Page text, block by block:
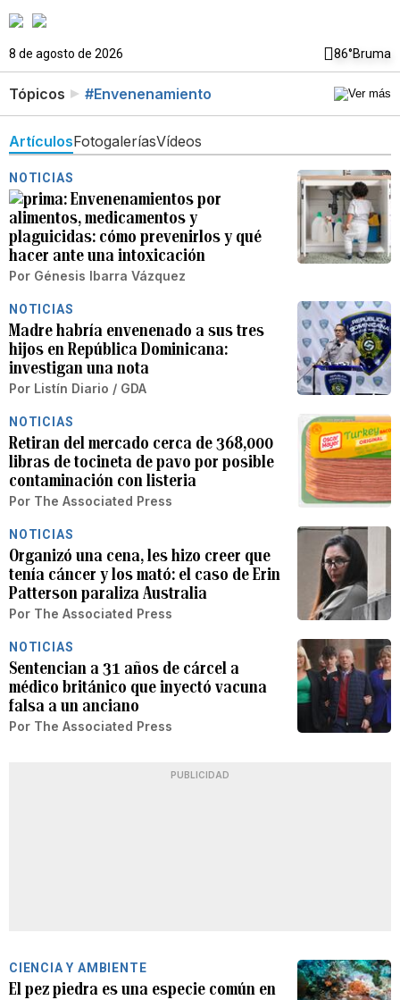
8 de agosto de 2026 86°Bruma
Tópicos #Envenenamiento
ArtículosFotogaleríasVídeos
NOTICIAS
Envenenamientos por
alimentos, medicamentos y
plaguicidas: cómo prevenirlos y qué
hacer ante una intoxicación
Por Génesis Ibarra Vázquez
NOTICIAS
Madre habría envenenado a sus tres
hijos en República Dominicana:
investigan una nota
Por Listín Diario / GDA
NOTICIAS
Retiran del mercado cerca de 368,000
libras de tocineta de pavo por posible
contaminación con listeria
Por The Associated Press
NOTICIAS
Organizó una cena, les hizo creer que
tenía cáncer y los mató: el caso de Erin
Patterson paraliza Australia
Por The Associated Press
NOTICIAS
Sentencian a 31 años de cárcel a
médico británico que inyectó vacuna
falsa a un anciano
Por The Associated Press
PUBLICIDAD
CIENCIA Y AMBIENTE
El pez piedra es una especie común en